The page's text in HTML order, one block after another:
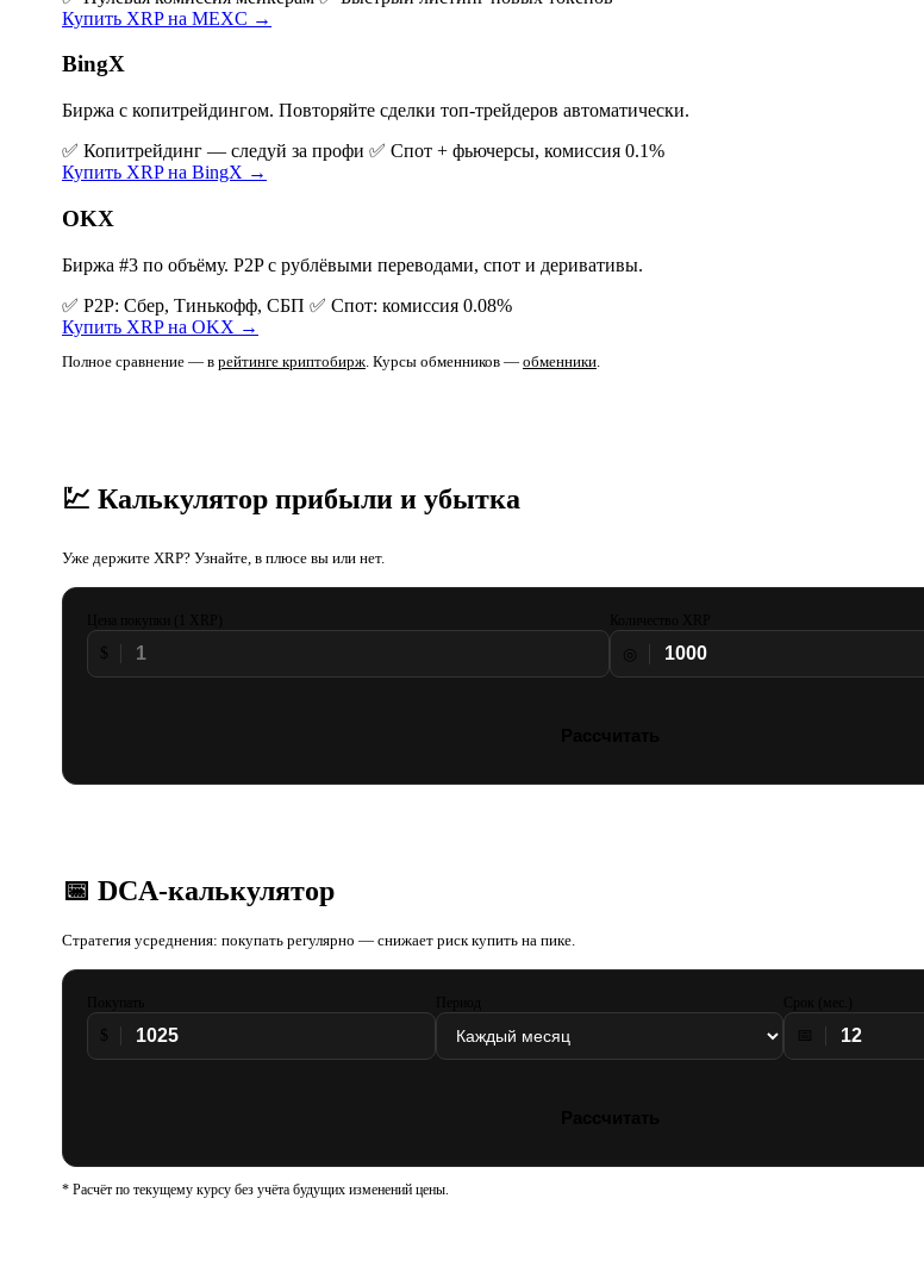
Купить XRP на MEXC →
BingX
Биржа с копитрейдингом. Повторяйте сделки топ-трейдеров автоматически.
✅ Копитрейдинг — следуй за профи ✅ Спот + фьючерсы, комиссия 0.1%
Купить XRP на BingX →
OKX
Биржа #3 по объёму. P2P с рублёвыми переводами, спот и деривативы.
✅ P2P: Сбер, Тинькофф, СБП ✅ Спот: комиссия 0.08%
Купить XRP на OKX →
Полное сравнение — в рейтинге криптобирж . Курсы обменников — обменники
💹 Калькулятор прибыли и убытка
Уже держите XRP? Узнайте, в плюсе вы или нет.
$
📅 DCA-калькулятор
Стратегия усреднения: покупать регулярно — снижает риск купить на пике.
$ 📅
* Расчёт по текущему курсу без учёта будущих изменений цены.